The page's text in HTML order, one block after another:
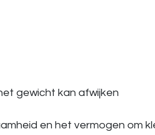
gewicht kan afwijken
en het vermogen om